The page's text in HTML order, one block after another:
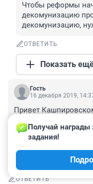
Чтобы реформы
декомунизацию
декомунизацию,
ОТВЕТИТЬ
Показать
Гость
16 декабря 2019,
Привет
заходют, немые
склянками, ибо
впитать хотя бы
ОТВЕТИТЬ
Получай награды
задания!